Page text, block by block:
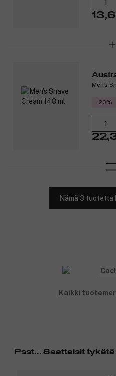
Men's
-20%
Nämä 3 tuotetta
Kaikki
Psst... Saattaisit